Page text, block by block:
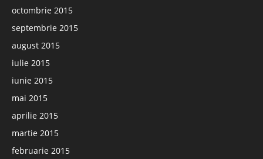
octombrie 2015
septembrie 2015
august 2015
iulie 2015
iunie 2015
mai 2015
aprilie 2015
martie 2015
februarie 2015